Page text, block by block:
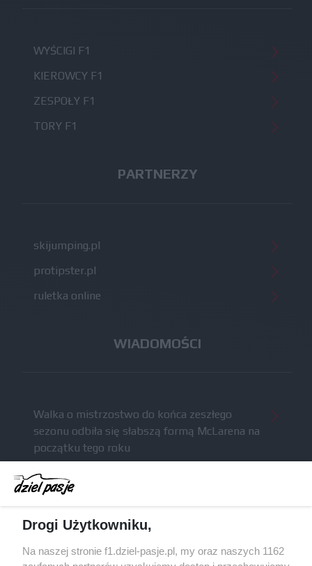
WYŚCIGI F1
KIEROWCY F1
ZESPOŁY F1
TORY F1
PARTNERZY
skijumping.pl
protipster.pl
ruletka online
WIADOMOŚCI
Walka o mistrzostwo do końca zeszłego
sezonu odbiła się słabszą formą McLarena na
początku tego roku
McCullough całkowicie opuści Astona Martina i
ma trafić do Red Bulla (akt.)
zeszłego sezonu
Obecne silniki muszą polegać na uczących się
Drogi Użytkowniku,
Na naszej stronie f1.dziel-pasje.pl, my oraz naszych 1162